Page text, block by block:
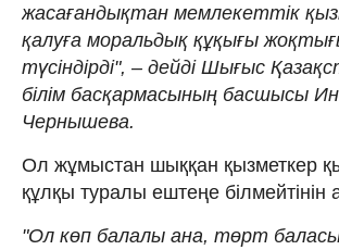
жасағандықтан мемлекеттік
қалуға моральдық құқығы
түсіндірді", – дейді Шығыс
білім басқармасының басшысы
Чернышева.
Ол жұмыстан шыққан қызметкер
құлқы туралы ештеңе білмейтінін
"Ол көп балалы ана, төрт